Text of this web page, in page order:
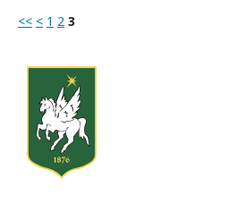
<< < 1 2 3